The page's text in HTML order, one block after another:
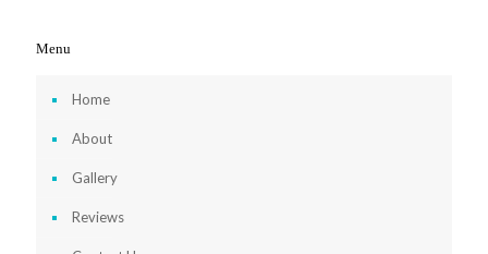
Menu
Home
About
Gallery
Reviews